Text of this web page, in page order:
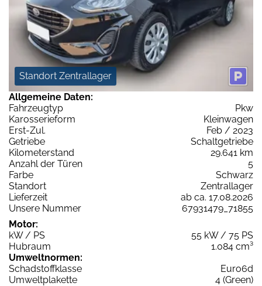
Standort Zentrallager
Allgemeine Daten:
Fahrzeugtyp
Pkw
Karosserieform
Kleinwagen
Erst-Zul.
Feb / 2023
Getriebe
Schaltgetriebe
Kilometerstand
29.641 km
Anzahl der Türen
5
Farbe
Schwarz
Standort
Zentrallager
Lieferzeit
ab ca. 17.08.2026
Unsere Nummer
67931479_71855
Motor:
kW / PS
55 kW / 75 PS
Hubraum
1.084 cm³
Umweltnormen:
Schadstoffklasse
Euro6d
Umweltplakette
4 (Green)